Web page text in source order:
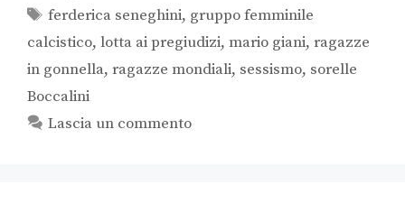
ferderica seneghini, gruppo femminile
calcistico, lotta ai pregiudizi, mario giani, ragazze
in gonnella, ragazze mondiali, sessismo, sorelle
Boccalini
Lascia un commento